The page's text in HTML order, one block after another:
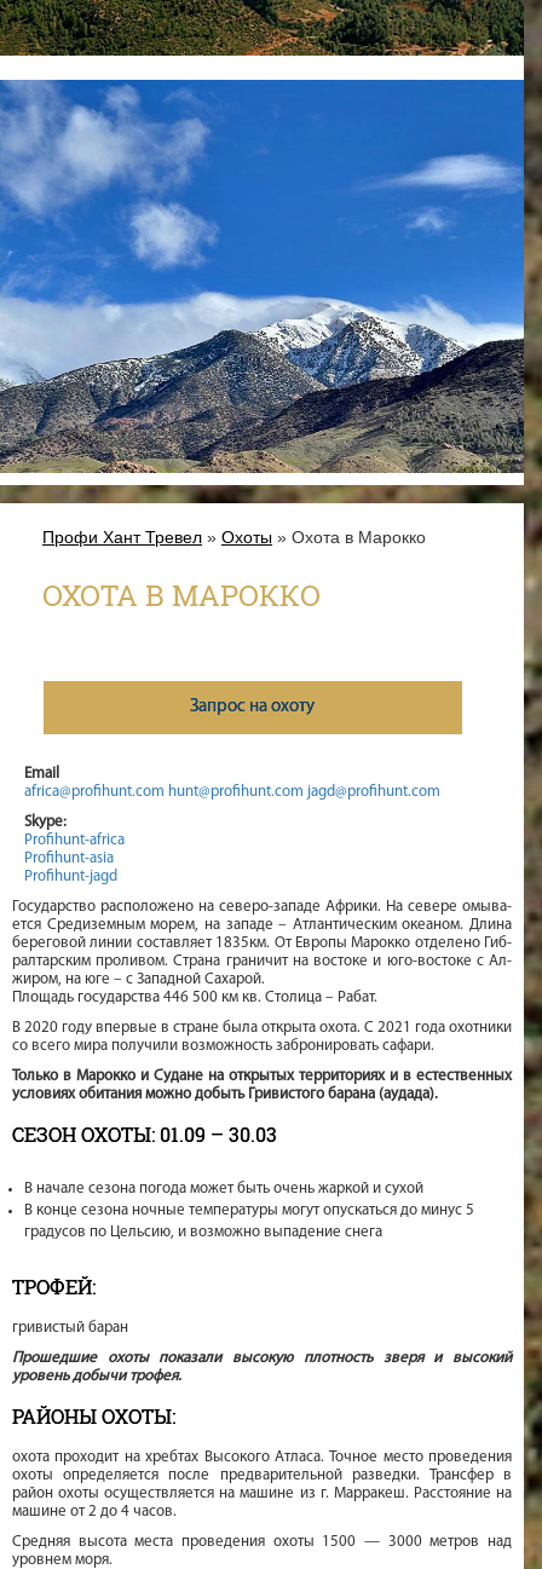
Профи Хант Тревел » Охоты » Охота в Марокко
ОХОТА В МАРОККО
Запрос на охоту
Email
africa@profihunt.com hunt@profihunt.com jagd@profihunt.com
Skype:
Profihunt-africa
Profihunt-asia
Profihunt-jagd
Государство расположено на се­ве­ро-за­па­де Аф­ри­ки. На се­ве­ре омы­ва­
ет­ся Сре­ди­зем­ным морем, на за­па­де – Ат­лан­ти­че­ским океаном. Дли­на
бе­ре­го­вой ли­нии составляет 1835км. От Ев­ро­пы Марокко от­де­ле­но Гиб­
рал­тар­ским проливом. Страна гра­ни­чит на вос­то­ке и юго-вос­то­ке с Ал­
жи­ром, на юге – с Западной Са­ха­рой.
Площадь государства 446 500 км кв. Сто­ли­ца – Ра­бат.
В 2020 году впервые в стране была открыта охота. С 2021 года охотники
со всего мира получили возможность забронировать сафари.
Только в Марокко и Судане на открытых территориях и в естественных
условиях обитания можно добыть Гривистого барана (аудада).
СЕЗОН ОХОТЫ: 01.09 – 30.03
В начале сезона погода может быть очень жаркой и сухой
В конце сезона ночные температуры могут опускаться до минус 5
градусов по Цельсию, и возможно выпадение снега
ТРОФЕЙ:
гривистый баран
Прошедшие охоты показали высокую плотность зверя и высокий
уровень добычи трофея.
РАЙОНЫ ОХОТЫ:
охота проходит на хребтах Высокого Атласа. Точное место проведения
охоты определяется после предварительной разведки. Трансфер в
район охоты осуществляется на машине из г. Марракеш. Расстояние на
машине от 2 до 4 часов.
Средняя высота места проведения охоты 1500 — 3000 метров над
уровнем моря.